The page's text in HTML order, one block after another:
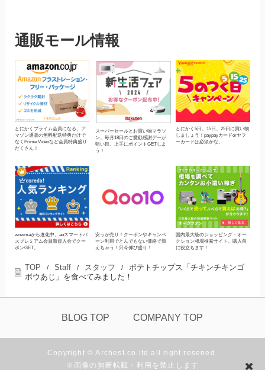
通販モール情報
とにかくプライム会員になる。ア
マゾン通販の無料配送特典だけで
なくPrime Videoなど会員特典盛り
だくさん！
スーパーセールとお買い物マラソ
ン。毎月18日のご愛顧感謝デーが
狙い目。上手にポイントGETしよ
う！
とにかく5日、15日、25日に買い物
しましょう！paypayカードorヤフ
ーカードは必須かな。
wowmaから進化中。auスマートパ
スプレミアム会員新規入会でクー
ポンGET。
安っが売り！クーポンやキャンペ
ーン利用でとんでもない価格で買
えちゃう！只今伸び盛り！
国内最大級のショッピング・オー
クション相場検索サイト。購入前
に役立ちます！
TOP / Staff / スタッフ /
ポテトチップス「チキンチキンゴ
ボウあじ」を食べてみました！
BLOG TOP COMPANY TOP
Copyright © Archest.co.ltd all right resened.
※画像の無断転載・利用を禁止します